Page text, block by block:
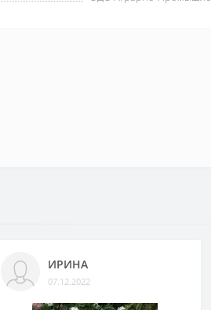
ИРИНА
07.12.2022